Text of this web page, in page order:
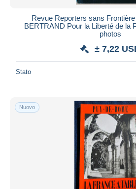
Chiude fra
Dalle
Metodi di pagamento
Bonifico bancario
Mastercard
Bancontact
Revue Reporters sans
BERTRAND Pour la Liberté de la
photos
± 7,22
Stato
Nuovo